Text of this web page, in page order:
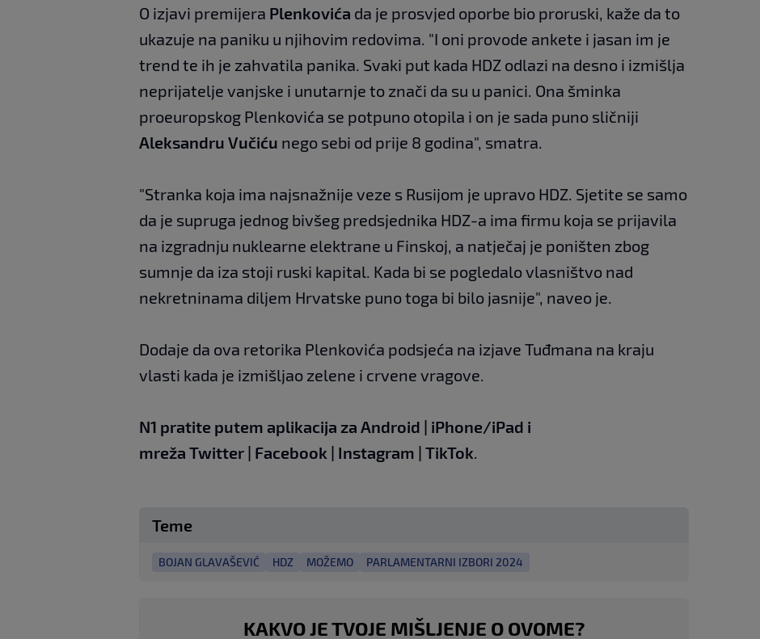
O izjavi premijera Plenkovića da je prosvjed oporbe bio proruski, kaže da to
ukazuje na paniku u njihovim redovima. "I oni provode ankete i jasan im je
trend te ih je zahvatila panika. Svaki put kada HDZ odlazi na desno i izmišlja
neprijatelje vanjske i unutarnje to znači da su u panici. Ona šminka
proeuropskog Plenkovića se potpuno otopila i on je sada puno sličniji
Aleksandru Vučiću nego sebi od prije 8 godina", smatra.
"Stranka koja ima najsnažnije veze s Rusijom je upravo HDZ. Sjetite se samo
da je supruga jednog bivšeg predsjednika HDZ-a ima firmu koja se prijavila
na izgradnju nuklearne elektrane u Finskoj, a natječaj je poništen zbog
sumnje da iza stoji ruski kapital. Kada bi se pogledalo vlasništvo nad
nekretninama diljem Hrvatske puno toga bi bilo jasnije", naveo je.
Dodaje da ova retorika Plenkovića podsjeća na izjave Tuđmana na kraju
vlasti kada je izmišljao zelene i crvene vragove.
N1 pratite putem aplikacija za Android | iPhone/iPad i
mreža Twitter | Facebook | Instagram | TikTok.
Teme
BOJAN GLAVAŠEVIĆ HDZ MOŽEMO PARLAMENTARNI IZBORI 2024
KAKVO JE TVOJE MIŠLJENJE O OVOME?